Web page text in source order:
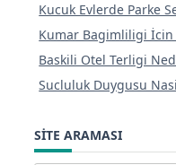
Kucuk Evlerde Parke
Kumar Bagimliligi
Baskili Otel Terligi
Sucluluk Duygusu
SITE ARAMASI